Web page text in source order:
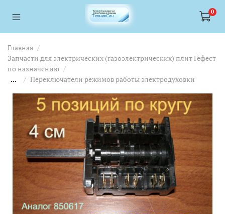
0
Главная
Запчасти для электрических (газоэлектрических) плит Гефест
по назначению
...
Переключатели режимов работы электродуховки
<a href="https://webmaster.yandex.ru/siteinfo/?site=https://
<a href="https://webmaster.yandex.ru/siteinfo/?site=https://